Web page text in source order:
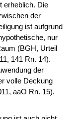
erheblich. Die
der
ist aufgrund
nur
(BGH, Urteil
141 Rn. 14).
der
volle Deckung
aaO Rn. 15).